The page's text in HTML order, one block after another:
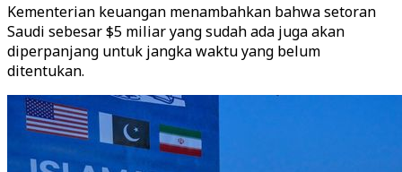
Kementerian keuangan menambahkan bahwa setoran
Saudi sebesar $5 miliar yang sudah ada juga akan
diperpanjang untuk jangka waktu yang belum
ditentukan.